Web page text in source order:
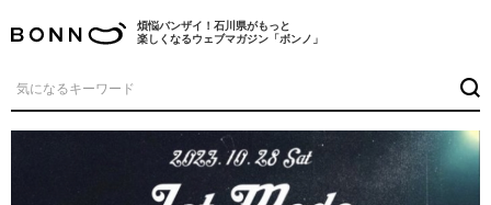
煩悩バンザイ！石川県がもっと
楽しくなるウェブマガジン「ボンノ」